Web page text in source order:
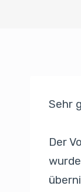
Sehr
Der